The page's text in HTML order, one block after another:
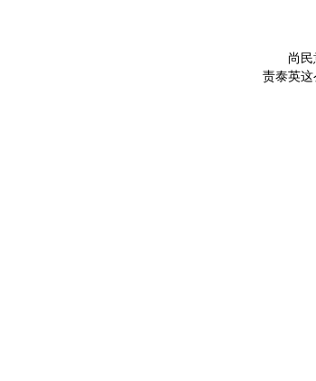
尚民意
责泰英这